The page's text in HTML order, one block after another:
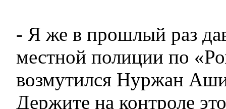
- Я же в прошлый раз
местной полиции по
возмутился Нуржан
Держите на контроле